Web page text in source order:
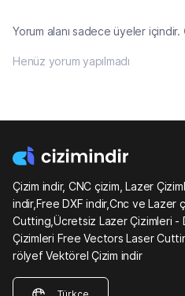
Yorum alanı sadece üyeler içindir.
Henüz yorum yapılmadı
Çizim indir, CNC çizim, Lazer
indir,Free DXF indir,Cnc ve Lazer
Cutting,Ücretsiz Lazer Çizimleri -
Çizimleri Free Vectors Laser
rölyef Vektörel Çizim indir